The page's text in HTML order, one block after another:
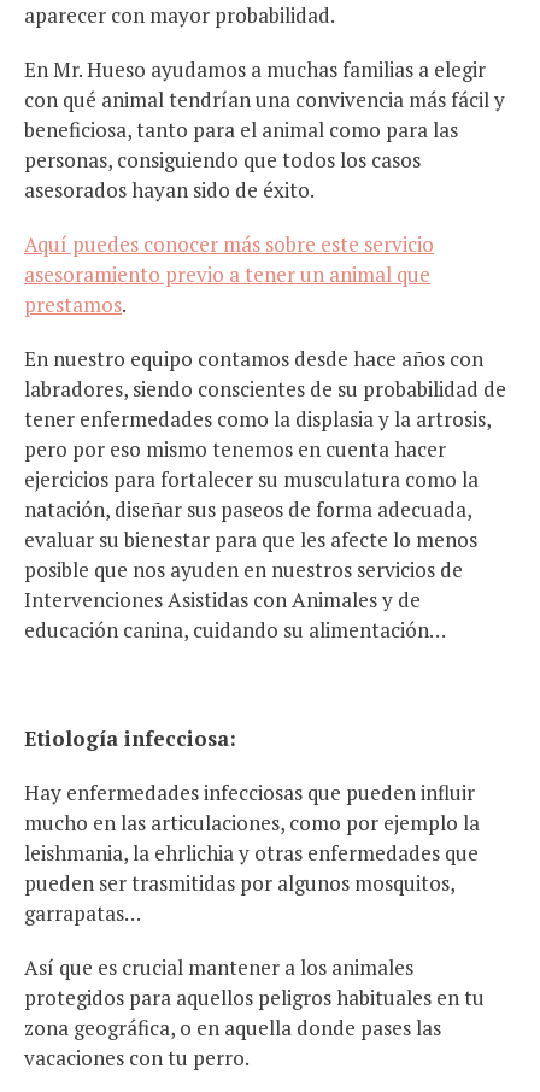
aparecer con mayor probabilidad.
En Mr. Hueso ayudamos a muchas familias a elegir
con qué animal tendrían una convivencia más fácil y
beneficiosa, tanto para el animal como para las
personas, consiguiendo que todos los casos
asesorados hayan sido de éxito.
Aquí puedes conocer más sobre este servicio
asesoramiento previo a tener un animal que
prestamos.
En nuestro equipo contamos desde hace años con
labradores, siendo conscientes de su probabilidad de
tener enfermedades como la displasia y la artrosis,
pero por eso mismo tenemos en cuenta hacer
ejercicios para fortalecer su musculatura como la
natación, diseñar sus paseos de forma adecuada,
evaluar su bienestar para que les afecte lo menos
posible que nos ayuden en nuestros servicios de
Intervenciones Asistidas con Animales y de
educación canina, cuidando su alimentación…
Etiología infecciosa:
Hay enfermedades infecciosas que pueden influir
mucho en las articulaciones, como por ejemplo la
leishmania, la ehrlichia y otras enfermedades que
pueden ser trasmitidas por algunos mosquitos,
garrapatas…
Así que es crucial mantener a los animales
protegidos para aquellos peligros habituales en tu
zona geográfica, o en aquella donde pases las
vacaciones con tu perro.